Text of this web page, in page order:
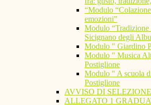
“Modulo
emozioni”
Modulo
Sicignano degli
Modulo " Giardino
Modulo " Musica
Postiglione
Modulo " A scuola
Postiglione
AVVISO DI
ALLEGATO 1